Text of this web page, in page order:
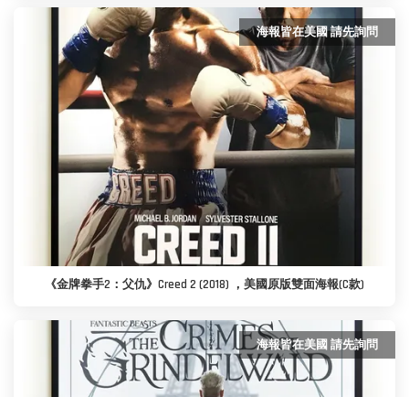
海報皆在美國 請先詢問
《金牌拳手2：父仇》Creed 2 (2018) ，美國原版雙面海報(C款)
海報皆在美國 請先詢問